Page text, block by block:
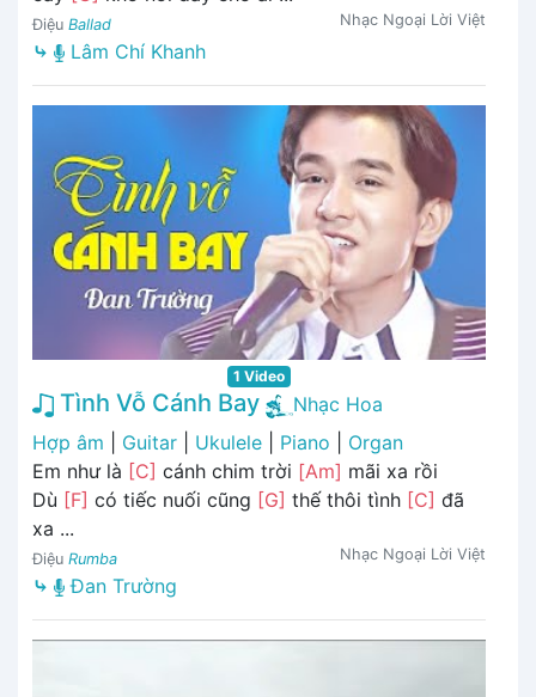
Điệu Ballad Nhạc Ngoại Lời Việt
⤷ Lâm Chí Khanh
1 Video
Tình Vỗ Cánh Bay
Nhạc Hoa
Hợp âm
Guitar Ukulele Piano
Organ
Em như là [C] cánh chim trời [Am] mãi xa rồi
Dù [F] có tiếc nuối cũng [G] thế thôi tình [C] đã
xa ...
Điệu Rumba Nhạc Ngoại Lời Việt
⤷ Đan Trường